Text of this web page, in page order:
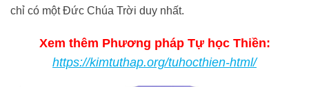
chỉ có một Đức Chúa Trời duy nhất.
Xem thêm Phương pháp Tự học Thiền:
https://kimtuthap.org/tuhocthien-html/